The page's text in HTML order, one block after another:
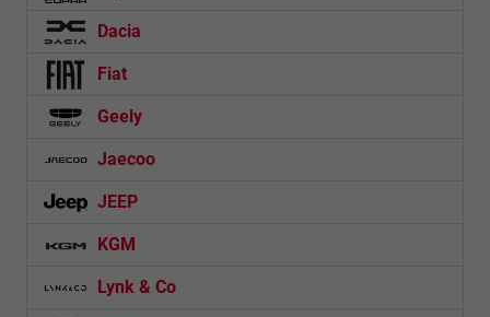
Dacia
Fiat
Geely
Jaecoo
JEEP
KGM
Lynk & Co